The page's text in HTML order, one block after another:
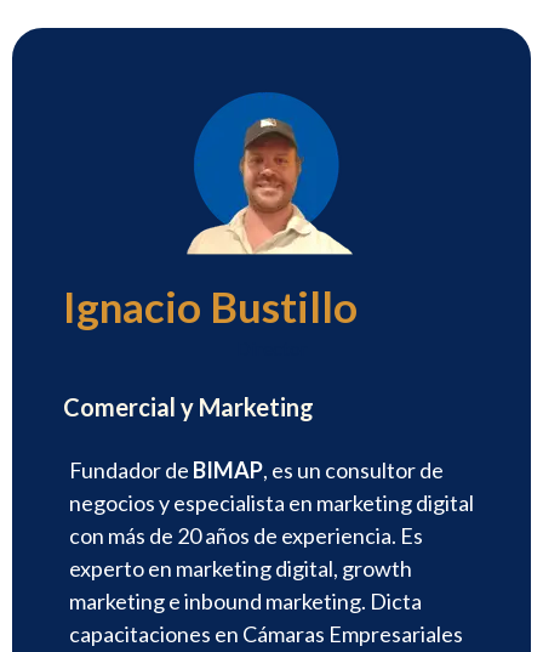
Ignacio Bustillo
Comercial y Marketing
Fundador de BIMAP, es un consultor de
negocios y especialista en marketing digital
con más de 20 años de experiencia. Es
experto en marketing digital, growth
marketing e inbound marketing. Dicta
capacitaciones en Cámaras Empresariales